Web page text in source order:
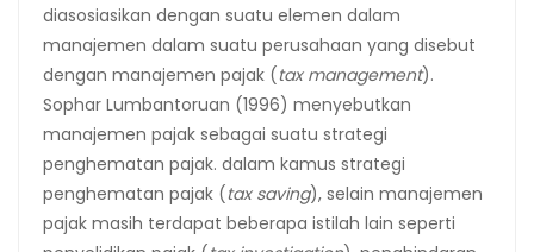
diasosiasikan dengan suatu elemen dalam
manajemen dalam suatu perusahaan yang disebut
dengan manajemen pajak (tax management).
Sophar Lumbantoruan (1996) menyebutkan
manajemen pajak sebagai suatu strategi
penghematan pajak. dalam kamus strategi
penghematan pajak (tax saving), selain manajemen
pajak masih terdapat beberapa istilah lain seperti